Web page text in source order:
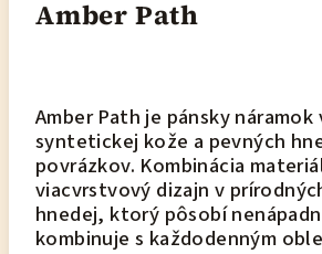
Amber Path
Amber Path je pánsky
syntetickej kože a pevných
povrázkov. Kombinácia
viacvrstvový dizajn v
hnedej, ktorý pôsobí
kombinuje s každodenným